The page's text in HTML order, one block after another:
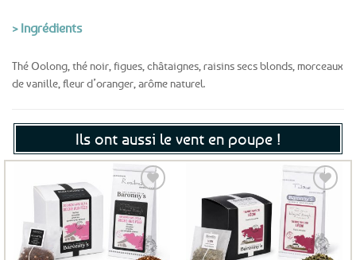
> Ingrédients
Thé Oolong, thé noir, figues, châtaignes, raisins secs blonds, morceaux
de vanille, fleur d’oranger, arôme naturel.
Ils ont aussi le vent en poupe !
Ajouter
aux
favoris
Ajouter
aux
favoris